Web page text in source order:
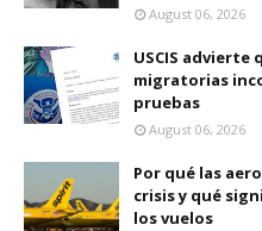
August 06, 2026
USCIS
migratorias
pruebas
August 06, 2026
Por qué las
crisis y qué
los vuelos